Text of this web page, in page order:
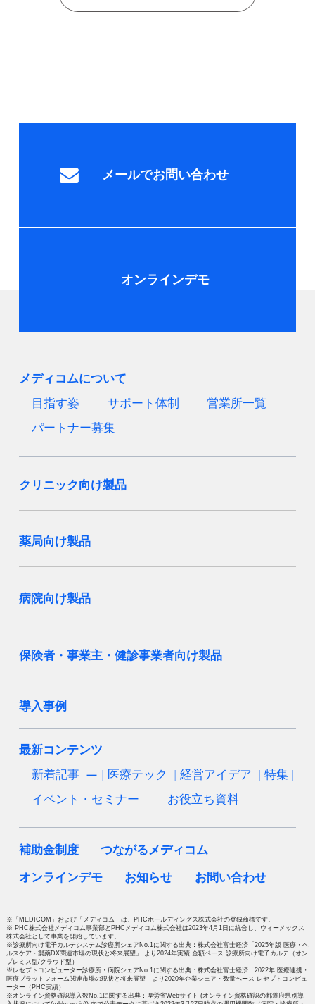
メールでお問い合わせ
オンラインデモ
メディコムについて
目指す姿
サポート体制
営業所一覧
パートナー募集
クリニック向け製品
薬局向け製品
病院向け製品
保険者・事業主・健診事業者向け製品
導入事例
最新コンテンツ
新着記事
医療テック 経営アイデア
特集
イベント・セミナー
お役立ち資料
補助金制度 つながるメディコム
オンラインデモ お知らせ お問い合わせ
※「MEDICOM」および「メディコム」は、PHCホールディングス株式会社の登録商標です。
※ PHC株式会社メディコム事業部とPHCメディコム株式会社は2023年4月1日に統合し、ウィーメックス
株式会社として事業を開始しています。
※診療所向け電子カルテシステム診療所シェアNo.1に関する出典：株式会社富士経済「2025年版 医療・ヘ
ルスケア・製薬DX関連市場の現状と将来展望」 より2024年実績 金額ベース 診療所向け電子カルテ（オン
プレミス型/クラウド型）
※レセプトコンピューター診療所・病院シェアNo.1に関する出典：株式会社富士経済「2022年 医療連携・
医療プラットフォーム関連市場の現状と将来展望」より2020年企業シェア・数量ベース レセプトコンピュ
ーター（PHC実績）
※オンライン資格確認導入数No.1に関する出典：厚労省Webサイト (オンライン資格確認の都道府県別導